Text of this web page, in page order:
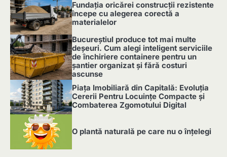
2
Fundația oricărei construcții rezistente
începe cu alegerea corectă a
materialelor
3
Bucureștiul produce tot mai multe
deșeuri. Cum alegi inteligent serviciile
de închiriere containere pentru un
șantier organizat și fără costuri
ascunse
4
Piața Imobiliară din Capitală: Evoluția
Cererii Pentru Locuințe Compacte și
Combaterea Zgomotului Digital
5
O plantă naturală pe care nu o înțelegi